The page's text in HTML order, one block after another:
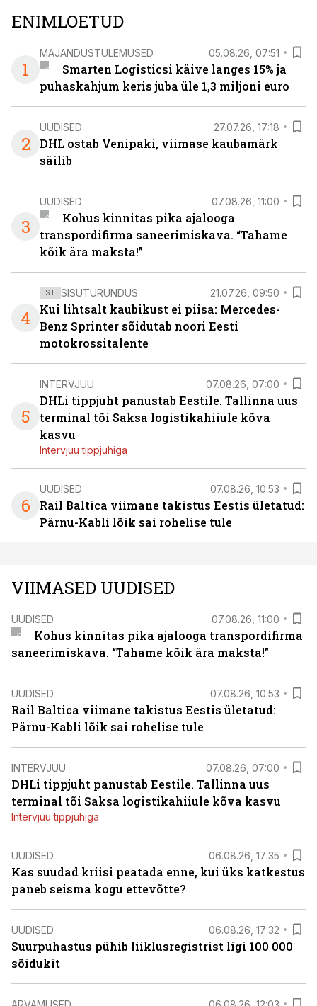
ENIMLOETUD
1
MAJANDUSTULEMUSED 05.08.26, 07:51
Smarten Logisticsi käive langes 15% ja
puhaskahjum keris juba üle 1,3 miljoni euro
2
UUDISED 27.07.26, 17:18
DHL ostab Venipaki, viimase kaubamärk
säilib
3
UUDISED 07.08.26, 11:00
Kohus kinnitas pika ajalooga
transpordifirma saneerimiskava. “Tahame
kõik ära maksta!”
4
ST SISUTURUNDUS 21.07.26, 09:50
Kui lihtsalt kaubikust ei piisa: Mercedes-
Benz Sprinter sõidutab noori Eesti
motokrossitalente
5
INTERVJUU 07.08.26, 07:00
DHLi tippjuht panustab Eestile. Tallinna uus
terminal tõi Saksa logistikahiiule kõva
kasvu
Intervjuu tippjuhiga
6
UUDISED 07.08.26, 10:53
Rail Baltica viimane takistus Eestis ületatud:
Pärnu-Kabli lõik sai rohelise tule
VIIMASED UUDISED
UUDISED 07.08.26, 11:00
Kohus kinnitas pika ajalooga transpordifirma
saneerimiskava. “Tahame kõik ära maksta!”
UUDISED 07.08.26, 10:53
Rail Baltica viimane takistus Eestis ületatud:
Pärnu-Kabli lõik sai rohelise tule
INTERVJUU 07.08.26, 07:00
DHLi tippjuht panustab Eestile. Tallinna uus
terminal tõi Saksa logistikahiiule kõva kasvu
Intervjuu tippjuhiga
UUDISED 06.08.26, 17:35
Kas suudad kriisi peatada enne, kui üks katkestus
paneb seisma kogu ettevõtte?
UUDISED 06.08.26, 17:32
Suurpuhastus pühib liiklusregistrist ligi 100 000
sõidukit